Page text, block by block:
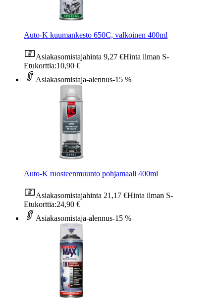
Auto-K kuumankesto 650C, valkoinen 400ml
Asiakasomistajahinta 9,27 €Hinta ilman S-
Etukorttia:10,90 €
Asiakasomistaja-alennus-15 %
Auto-K ruosteenmuunto pohjamaali 400ml
Asiakasomistajahinta 21,17 €Hinta ilman S-
Etukorttia:24,90 €
Asiakasomistaja-alennus-15 %